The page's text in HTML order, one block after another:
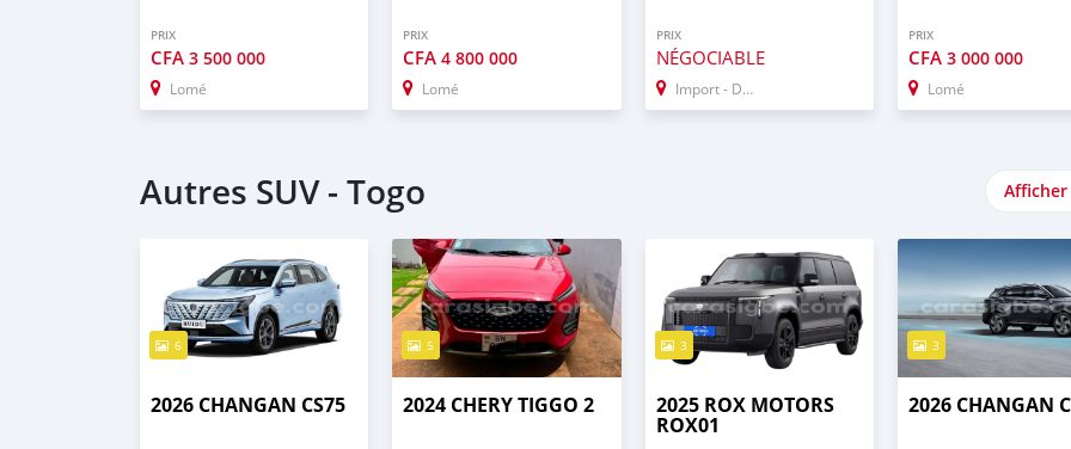
PRIX
CFA 3 500 000
Lomé
PRIX
CFA4 800 000
Lomé
PRIX
NÉGOCIABLE
Import - Dubai
PRIX
CFA 3 000 000
Lomé
Autres SUV - Togo
6
2026 CHANGAN CS75
5
2024 CHERY TIGGO 2
3
2025 ROX MOTORS
ROX01
3
2026 CHANGAN